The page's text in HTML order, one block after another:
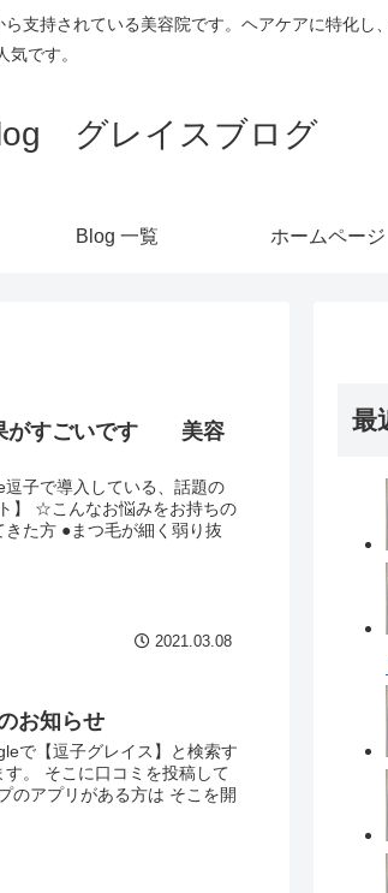
持されている美容院です。ヘアケアに特化し
気です。
グレイスブログ
Blog 一覧 ホームページ
果がすごいです 美容
子で導入している、話題の
】 ☆こんなお悩みをお持ちの
た方 ●まつ毛が細く弱り抜
2021.03.08
お知らせ
で【逗子グレイス】と検索す
。 そこに口コミを投稿して
のアプリがある方は そこを開
最